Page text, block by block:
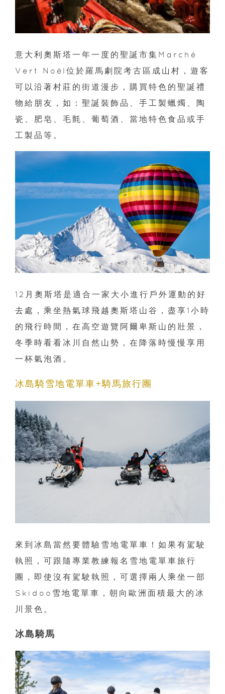
意大利奧斯塔一年一度的聖誕市集Marché
Vert Noël位於羅馬劇院考古區成山村，遊客
可以沿著村莊的街道漫步，購買特色的聖誕禮
物給朋友，如：聖誕裝飾品、手工製蠟燭、陶
瓷、肥皂、毛氈、葡萄酒、當地特色食品或手
工製品等。
12月奧斯塔是適合一家大小進行戶外運動的好
去處，乘坐熱氣球飛越奧斯塔山谷，盡享1小時
的飛行時間，在高空遊覽阿爾卑斯山的壯景，
冬季時看看冰川自然山勢，在降落時慢慢享用
一杯氣泡酒。
冰島騎雪地電單車+騎馬旅行團
來到冰島當然要體驗雪地電單車！如果有駕駛
執照，可跟隨專業教練報名雪地電單車旅行
團，即使沒有駕駛執照，可選擇兩人乘坐一部
Skidoo雪地電單車，朝向歐洲面積最大的冰
川景色。
冰島騎馬